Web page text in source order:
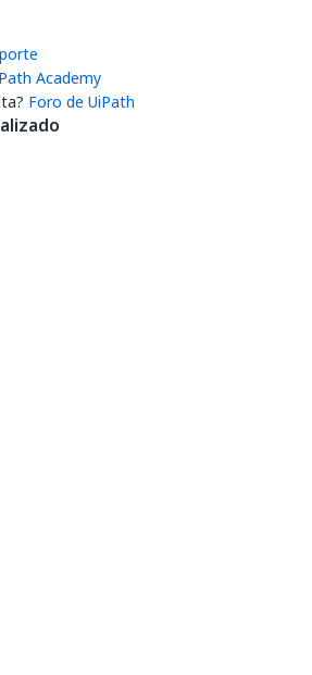
Academy
Foro de UiPath